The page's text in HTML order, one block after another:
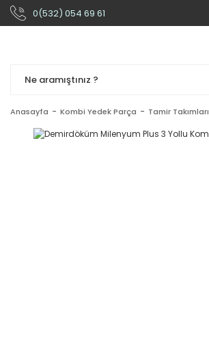
0(532) 054 69 61
Anasayfa Kombi Yedek Parça Tamir Takımları